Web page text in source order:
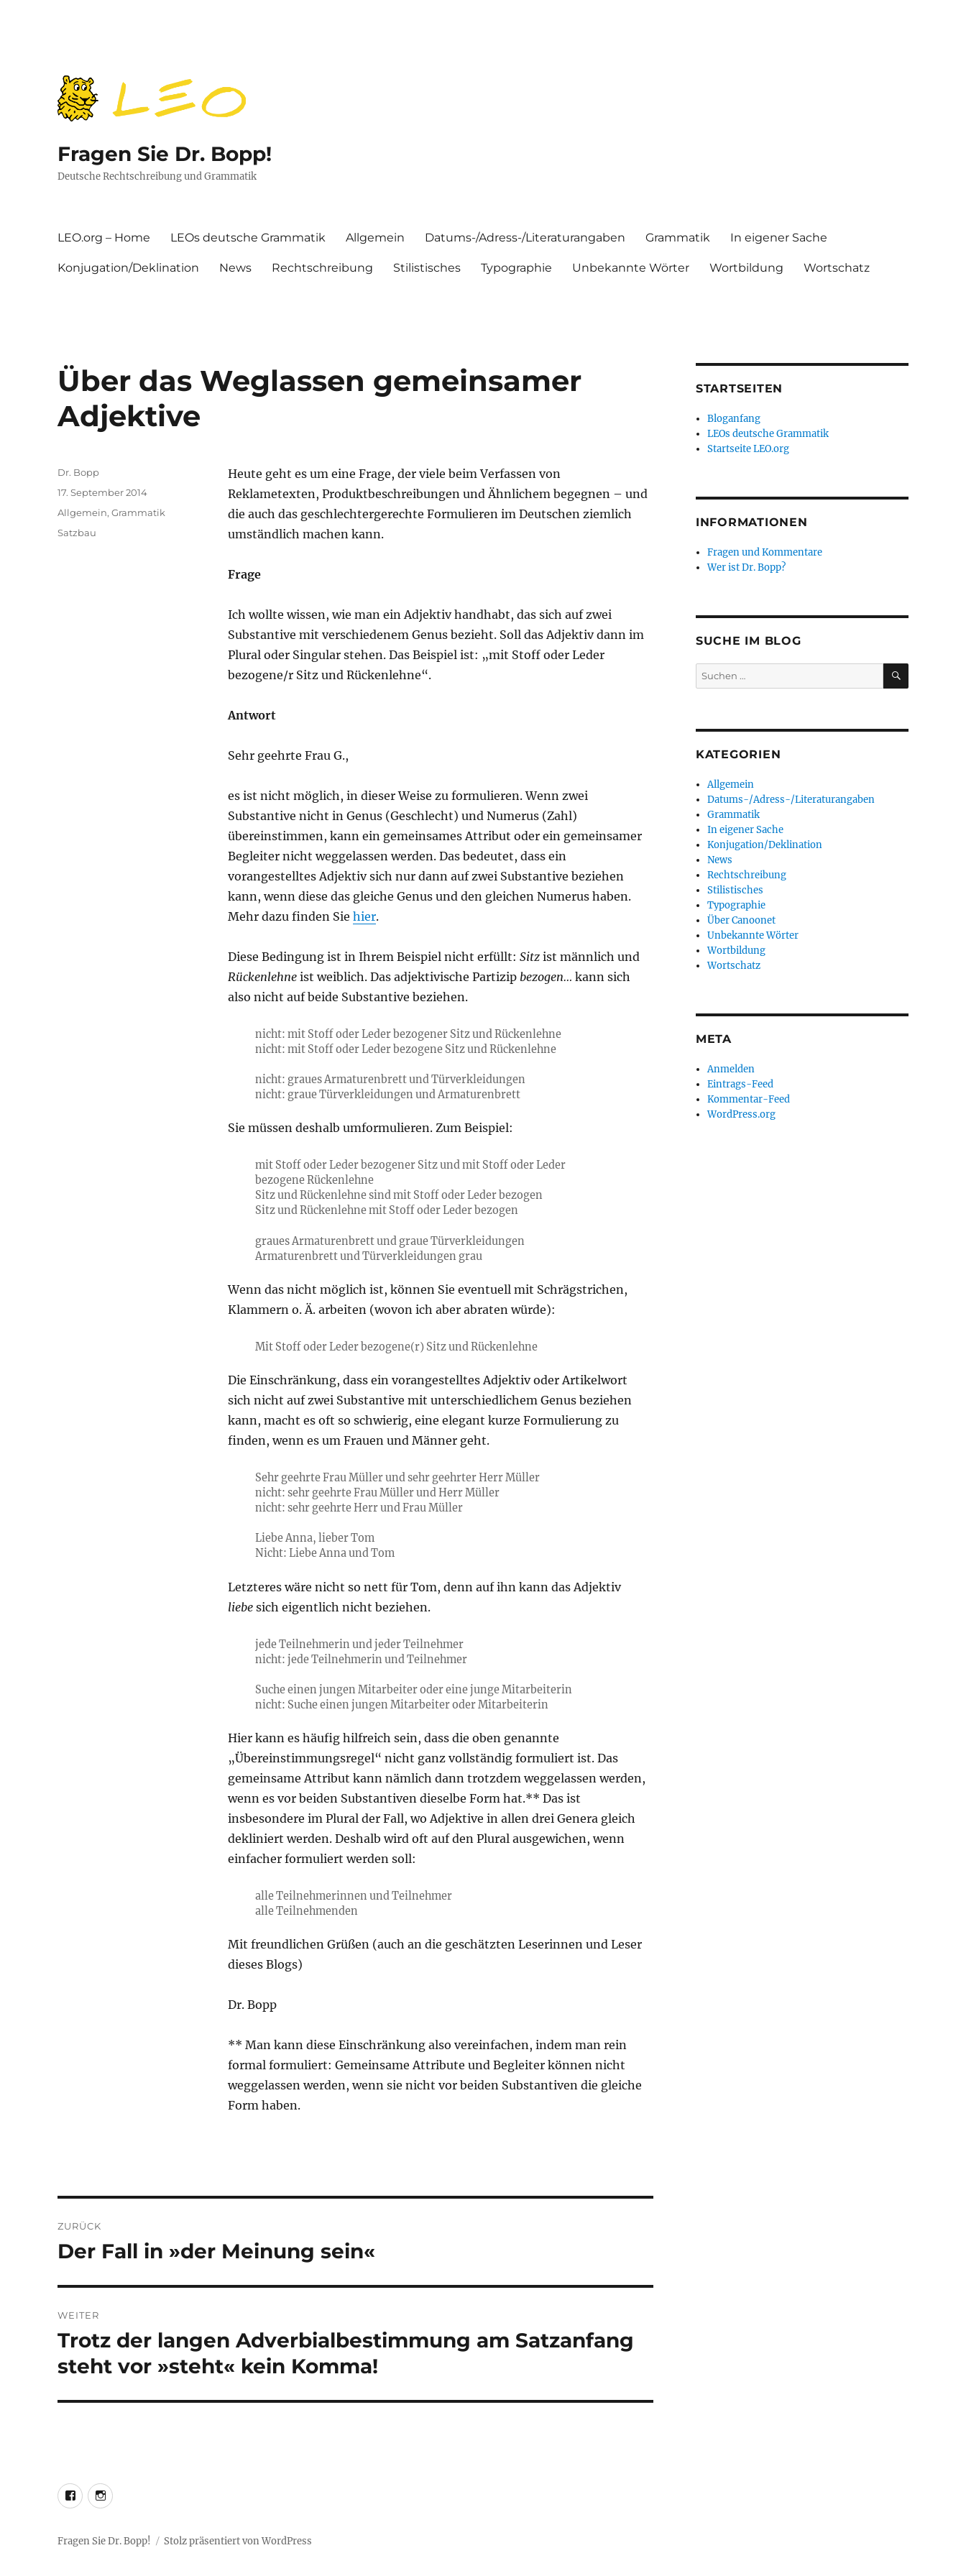
Fragen Sie Dr. Bopp!
Deutsche Rechtschreibung und Grammatik
LEO.org – Home LEOs deutsche Grammatik Allgemein Datums-/Adress-/Literaturangaben Grammatik In eigener Sache
Konjugation/Deklination News Rechtschreibung Stilistisches Typographie Unbekannte Wörter Wortbildung Wortschatz
Über das Weglassen gemeinsamer
Adjektive
Heute geht es um eine Frage, der viele beim Verfassen von
Reklametexten, Produktbeschreibungen und Ähnlichem begegnen – und
die auch das geschlechtergerechte Formulieren im Deutschen ziemlich
umständlich machen kann.
Frage
Ich wollte wissen, wie man ein Adjektiv handhabt, das sich auf zwei
Substantive mit verschiedenem Genus bezieht. Soll das Adjektiv dann im
Plural oder Singular stehen. Das Beispiel ist: „mit Stoff oder Leder
bezogene/r Sitz und Rückenlehne“.
Antwort
Sehr geehrte Frau G.,
es ist nicht möglich, in dieser Weise zu formulieren. Wenn zwei
Substantive nicht in Genus (Geschlecht) und Numerus (Zahl)
übereinstimmen, kann ein gemeinsames Attribut oder ein gemeinsamer
Begleiter nicht weggelassen werden. Das bedeutet, dass ein
vorangestelltes Adjektiv sich nur dann auf zwei Substantive beziehen
kann, wenn diese das gleiche Genus und den gleichen Numerus haben.
Mehr dazu finden Sie hier.
Diese Bedingung ist in Ihrem Beispiel nicht erfüllt: Sitzist männlich und
Rückenlehneist weiblich. Das adjektivische Partizip bezogen… kann sich
also nicht auf beide Substantive beziehen.
nicht: mit Stoff oder Leder bezogener Sitz und Rückenlehne
nicht: mit Stoff oder Leder bezogene Sitz und Rückenlehne
nicht: graues Armaturenbrett und Türverkleidungen
nicht: graue Türverkleidungen und Armaturenbrett
Sie müssen deshalb umformulieren. Zum Beispiel:
mit Stoff oder Leder bezogener Sitz und mit Stoff oder Leder
bezogene Rückenlehne
Sitz und Rückenlehne sind mit Stoff oder Leder bezogen
Sitz und Rückenlehne mit Stoff oder Leder bezogen
graues Armaturenbrett und graue Türverkleidungen
Armaturenbrett und Türverkleidungen grau
Wenn das nicht möglich ist, können Sie eventuell mit Schrägstrichen,
Klammern o. Ä. arbeiten (wovon ich aber abraten würde):
Mit Stoff oder Leder bezogene(r) Sitz und Rückenlehne
Die Einschränkung, dass ein vorangestelltes Adjektiv oder Artikelwort
sich nicht auf zwei Substantive mit unterschiedlichem Genus beziehen
kann, macht es oft so schwierig, eine elegant kurze Formulierung zu
finden, wenn es um Frauen und Männer geht.
Sehr geehrte Frau Müller und sehr geehrter Herr Müller
nicht: sehr geehrte Frau Müller und Herr Müller
nicht: sehr geehrte Herr und Frau Müller
Liebe Anna, lieber Tom
Nicht: Liebe Anna und Tom
Letzteres wäre nicht so nett für Tom, denn auf ihn kann das Adjektiv
liebesich eigentlich nicht beziehen.
jede Teilnehmerin und jeder Teilnehmer
nicht: jede Teilnehmerin und Teilnehmer
Suche einen jungen Mitarbeiter oder eine junge Mitarbeiterin
nicht: Suche einen jungen Mitarbeiter oder Mitarbeiterin
Hier kann es häufig hilfreich sein, dass die oben genannte
„Übereinstimmungsregel“ nicht ganz vollständig formuliert ist. Das
gemeinsame Attribut kann nämlich dann trotzdem weggelassen werden,
wenn es vor beiden Substantiven dieselbe Form hat.** Das ist
insbesondere im Plural der Fall, wo Adjektive in allen drei Genera gleich
dekliniert werden. Deshalb wird oft auf den Plural ausgewichen, wenn
einfacher formuliert werden soll:
alle Teilnehmerinnen und Teilnehmer
alle Teilnehmenden
Mit freundlichen Grüßen (auch an die geschätzten Leserinnen und Leser
dieses Blogs)
Dr. Bopp
** Man kann diese Einschränkung also vereinfachen, indem man rein
formal formuliert: Gemeinsame Attribute und Begleiter können nicht
weggelassen werden, wenn sie nicht vor beiden Substantiven die gleiche
Form haben.
Autor
Dr. Bopp
Veröffentlicht
am
17. September 2014
Kategorien
Allgemein,Grammatik
Schlagwörter
Satzbau
ZURÜCK
Vorheriger
Der Fall in »der Meinung sein«
WEITER
Nächster
Beitrag:
Trotz der langen Adverbialbestimmung am Satzanfang
steht vor »steht« kein Komma!
STARTSEITEN
Bloganfang
LEOs deutsche Grammatik
Startseite LEO.org
INFORMATIONEN
Fragen und Kommentare
Wer ist Dr. Bopp?
SUCHE IM BLOG
Suchen
nach:
SUCHEN
KATEGORIEN
Allgemein
Datums-/Adress-/Literaturangaben
Grammatik
In eigener Sache
Konjugation/Deklination
News
Rechtschreibung
Stilistisches
Typographie
Über Canoonet
Unbekannte Wörter
Wortbildung
Wortschatz
META
Anmelden
Eintrags-Feed
Kommentar-Feed
WordPress.org
LEO@Facebook
LEO@Instagram
Fragen Sie Dr. Bopp! Stolz präsentiert von WordPress